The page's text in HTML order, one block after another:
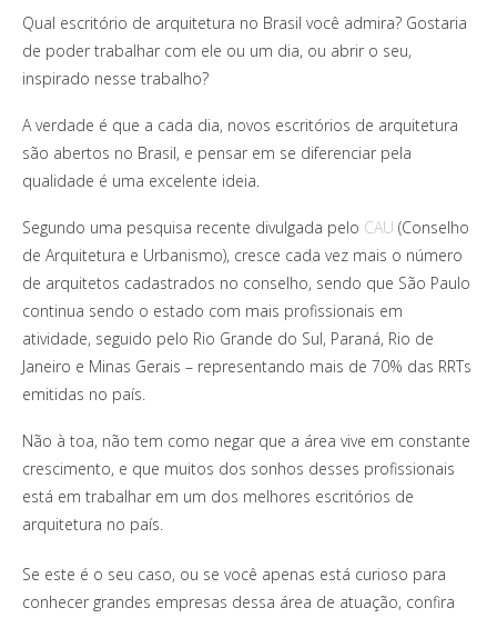
Qual escritório de arquitetura no Brasil você admira? Gostaria
de poder trabalhar com ele ou um dia, ou abrir o seu,
inspirado nesse trabalho?
A verdade é que a cada dia, novos escritórios de arquitetura
são abertos no Brasil, e pensar em se diferenciar pela
qualidade é uma excelente ideia.
Segundo uma pesquisa recente divulgada pelo CAU (Conselho
de Arquitetura e Urbanismo), cresce cada vez mais o número
de arquitetos cadastrados no conselho, sendo que São Paulo
continua sendo o estado com mais profissionais em
atividade, seguido pelo Rio Grande do Sul, Paraná, Rio de
Janeiro e Minas Gerais – representando mais de 70% das RRTs
emitidas no país.
Não à toa, não tem como negar que a área vive em constante
crescimento, e que muitos dos sonhos desses profissionais
está em trabalhar em um dos melhores escritórios de
arquitetura no país.
Se este é o seu caso, ou se você apenas está curioso para
conhecer grandes empresas dessa área de atuação, confira